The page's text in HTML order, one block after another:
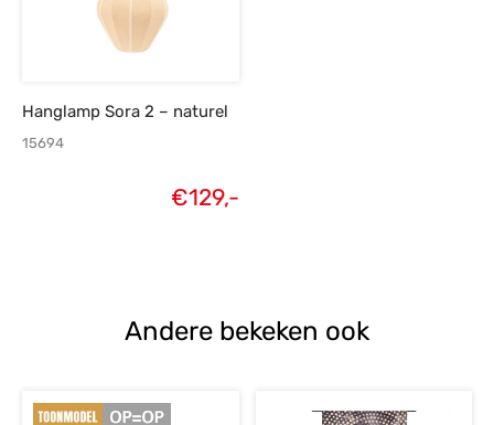
Hanglamp Sora 2 – naturel
15694
€129,-
Andere bekeken ook